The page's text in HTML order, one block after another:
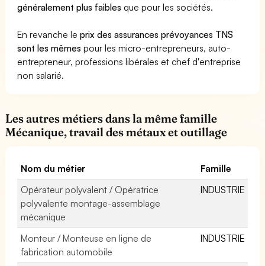
généralement plus faibles que pour les sociétés.
En revanche leprix des assurances prévoyances TNS
sont les mêmes pour les micro-entrepreneurs, auto-
entrepreneur, professions libérales et chef d'entreprise
non salarié.
Les autres métiers dans la même famille
Mécanique, travail des métaux et outillage
Nom du métier
Famille
Opérateur polyvalent / Opératrice
polyvalente montage-assemblage
mécanique
INDUSTRIE
Monteur / Monteuse en ligne de
fabrication automobile
INDUSTRIE